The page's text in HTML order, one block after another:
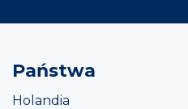
Państwa
Holandia